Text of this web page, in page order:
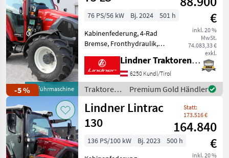
Marktplatz Händlerangebote Kleinanzeigen
-5 %Vorführmaschine
€
inkl. 20 %
MwSt.
74.083,33 €
exkl.
76 PS/56 kW Bj. 2024
501 h
Kabinenfederung, 4-Rad
Bremse, Fronthydraulik,
Frontladerkonsole
LISTENPREIS: € 110.259, -
inkl. 20% MwSt. TOP-
AUSSTATTUNG: 6
Kipperleitungen + 1
Rücklau
Lindner Traktorenwerk GesmbH
6250 Kundl/Tirol
Traktoren
/ Lindner
Premium Gold Händler
Lindner Lintrac
130
Statt:
173.516 €
164.840
€
inkl. 20 %
136 PS/100 kW Bj. 2023
500 h